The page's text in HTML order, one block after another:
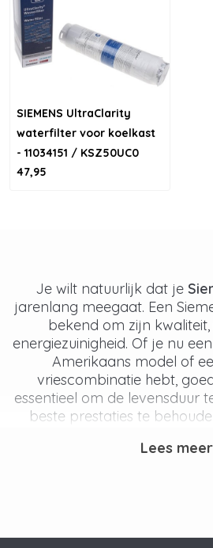
SIEMENS UltraClarity
waterfilter voor koelkast
- 11034151 / KSZ50UC0
47,95
Je wilt natuurlijk dat je
jarenlang meegaat. Een
bekend om zijn
energiezuinigheid. Of je nu
Amerikaans model of
vriescombinatie hebt,
essentieel om de levensduur
beste prestaties te
eten langer vers blijft, nare
Lees meer